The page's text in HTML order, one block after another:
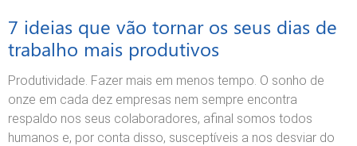
7 ideias que vão tornar os seus dias de
trabalho mais produtivos
Produtividade. Fazer mais em menos tempo. O sonho de
onze em cada dez empresas nem sempre encontra
respaldo nos seus colaboradores, afinal somos todos
humanos e, por conta disso, susceptíveis a nos desviar do